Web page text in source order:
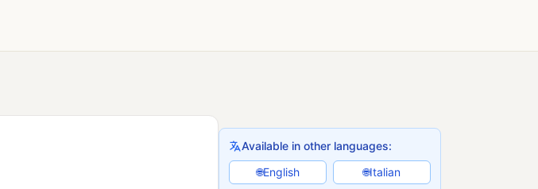
Available in other languages:
🌐English 🌐Italian